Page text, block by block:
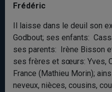
Frédéric
Il laisse dans le deuil son
Godbout; ses enfants:
ses parents: Irène Bisson
ses frères et sœurs: Yves,
France (Mathieu Morin);
neveux, nièces, cousins,